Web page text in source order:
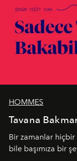
HOMMES
Tavana
Bir zamanlar hiçbir
bile başımıza bir